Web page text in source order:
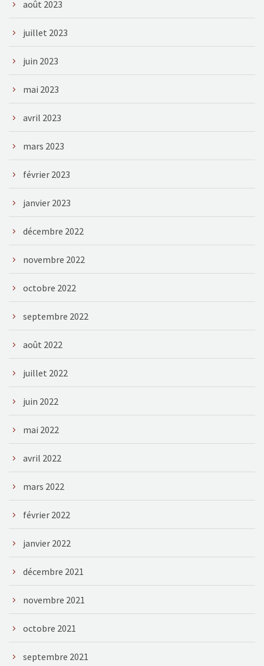
août 2023
juillet 2023
juin 2023
mai 2023
avril 2023
mars 2023
février 2023
janvier 2023
décembre 2022
novembre 2022
octobre 2022
septembre 2022
août 2022
juillet 2022
juin 2022
mai 2022
avril 2022
mars 2022
février 2022
janvier 2022
décembre 2021
novembre 2021
octobre 2021
septembre 2021